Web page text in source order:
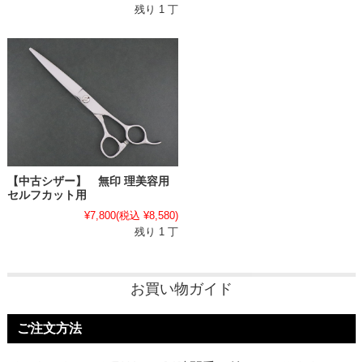
残り 1 丁
【中古シザー】 無印 理美容用
セルフカット用
¥7,800(税込 ¥8,580)
残り 1 丁
お買い物ガイド
ご注文方法